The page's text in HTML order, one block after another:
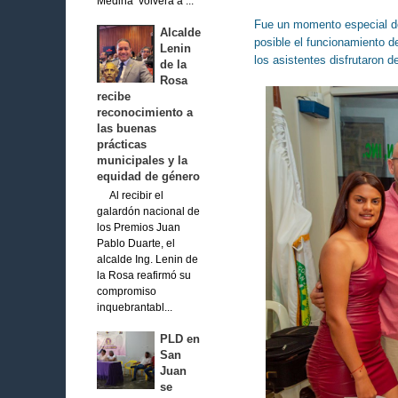
Alcalde
Lenin
de la
Rosa
recibe
reconocimiento a
las buenas
prácticas
municipales y la
equidad de género
Al recibir el
galardón nacional de
los Premios Juan
Pablo Duarte, el
alcalde Ing. Lenin de
la Rosa reafirmó su
compromiso
inquebrantabl...
PLD en
San
Juan
se
Fue un momento especial
posible el funcionamiento
los asistentes disfrutaron